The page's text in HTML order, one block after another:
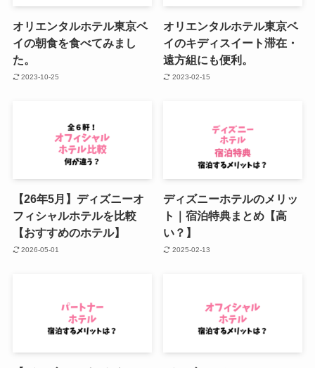
オリエンタルホテル東京ベ
イの朝食を食べてみまし
た。
2023-10-25
オリエンタルホテル東京ベ
イのキディスイート滞在・
遠方組にも便利。
2023-02-15
【26年5月】ディズニーオ
フィシャルホテルを比較
【おすすめのホテル】
2026-05-01
ディズニーホテルのメリッ
ト｜宿泊特典まとめ【高
い？】
2025-02-13